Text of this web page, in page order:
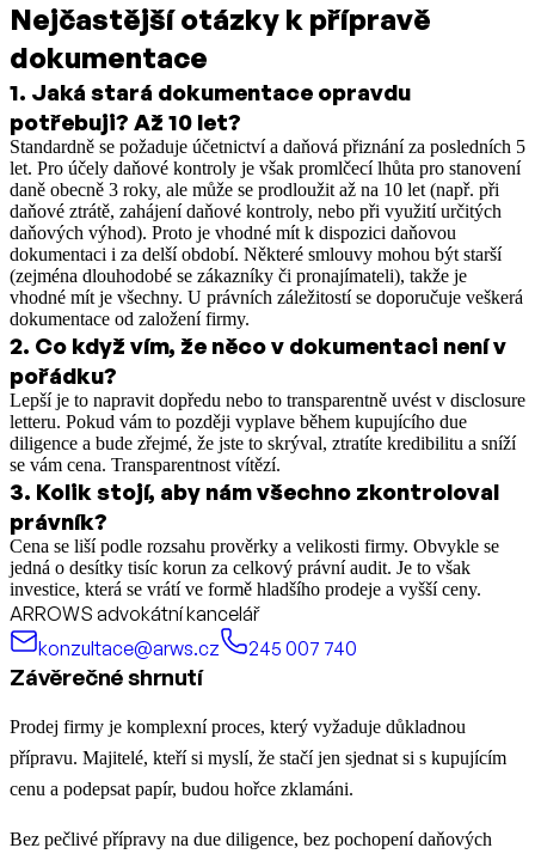
Nejčastější otázky k přípravě
dokumentace
1. Jaká stará dokumentace opravdu
potřebuji? Až 10 let?
Standardně se požaduje účetnictví a daňová přiznání za posledních 5
let. Pro účely daňové kontroly je však promlčecí lhůta pro stanovení
daně obecně 3 roky, ale může se prodloužit až na 10 let (např. při
daňové ztrátě, zahájení daňové kontroly, nebo při využití určitých
daňových výhod). Proto je vhodné mít k dispozici daňovou
dokumentaci i za delší období. Některé smlouvy mohou být starší
(zejména dlouhodobé se zákazníky či pronajímateli), takže je
vhodné mít je všechny. U právních záležitostí se doporučuje veškerá
dokumentace od založení firmy.
2. Co když vím, že něco v dokumentaci není v
pořádku?
Lepší je to napravit dopředu nebo to transparentně uvést v disclosure
letteru. Pokud vám to později vyplave během kupujícího due
diligence a bude zřejmé, že jste to skrýval, ztratíte kredibilitu a sníží
se vám cena. Transparentnost vítězí.
3. Kolik stojí, aby nám všechno zkontroloval
právník?
Cena se liší podle rozsahu prověrky a velikosti firmy. Obvykle se
jedná o desítky tisíc korun za celkový právní audit. Je to však
investice, která se vrátí ve formě hladšího prodeje a vyšší ceny.
ARROWS advokátní kancelář
konzultace@arws.cz
245 007 740
Závěrečné shrnutí
Prodej firmy je komplexní proces, který vyžaduje důkladnou
přípravu. Majitelé, kteří si myslí, že stačí jen sjednat si s kupujícím
cenu a podepsat papír, budou hořce zklamáni.
Bez pečlivé přípravy na due diligence, bez pochopení daňových